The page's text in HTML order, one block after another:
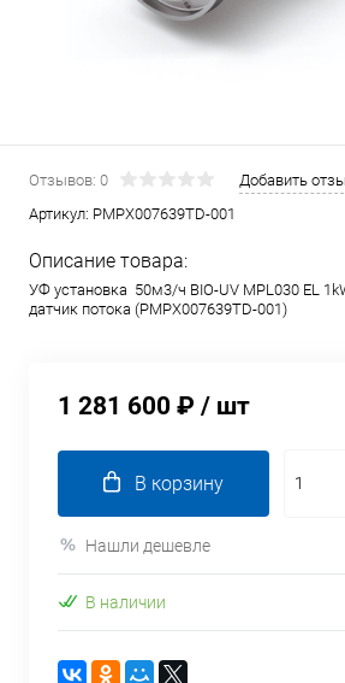
Отзывов: 0
Добавить
Артикул: PMPX007639TD-001
Описание товара:
УФ установка 50м3/ч BIO-UV MPL030 EL
датчик потока (PMPX007639TD-001)
1 281 600 ₽ / шт
В корзину
Нашли дешевле
В наличии